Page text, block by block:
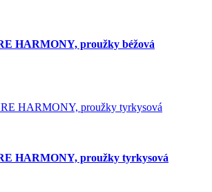
HARMONY, proužky béžová
HARMONY, proužky tyrkysová